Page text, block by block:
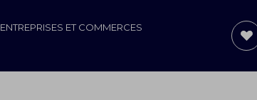
ENTREPRISES ET COMMERCES